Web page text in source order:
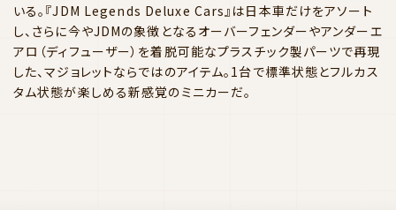
いる。『JDM Legends Deluxe Cars』は日本車だけをアソート
し、さらに今やJDMの象徴となるオーバーフェンダーやアンダーエ
アロ（ディフューザー）を着脱可能なプラスチック製パーツで再現
した、マジョレットならではのアイテム。1台で標準状態とフルカス
タム状態が楽しめる新感覚のミニカーだ。